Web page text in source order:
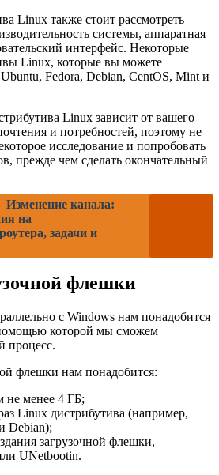
Linux также стоит рассмотреть
системы, аппаратная
интерфейс. Некоторые
Linux, которые вы можете
Fedora, Debian, CentOS, Mint и
Linux зависит от вашего
и потребностей, поэтому не
исследование и попробовать
прежде чем сделать окончательный
Изменение канала:
на
задачи и
флешки
с Windows нам понадобится
которой мы сможем
процесс.
флешки нам понадобится:
не менее 4 ГБ;
Linux дистрибутива (например,
Debian);
загрузочной флешки,
UNetbootin.